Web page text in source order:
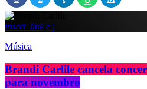
insert_link
Música
Brandi Carlile cancela
para novembro